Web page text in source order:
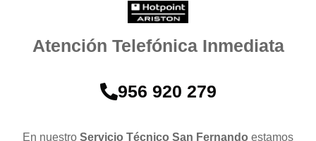
Atención Telefónica Inmediata
956 920 279
En nuestro Servicio Técnico San Fernando estamos